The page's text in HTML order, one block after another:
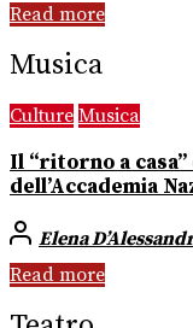
Read more
Musica
Culture Musica
Il “ritorno a
dell’Accademia
Elena
Read more